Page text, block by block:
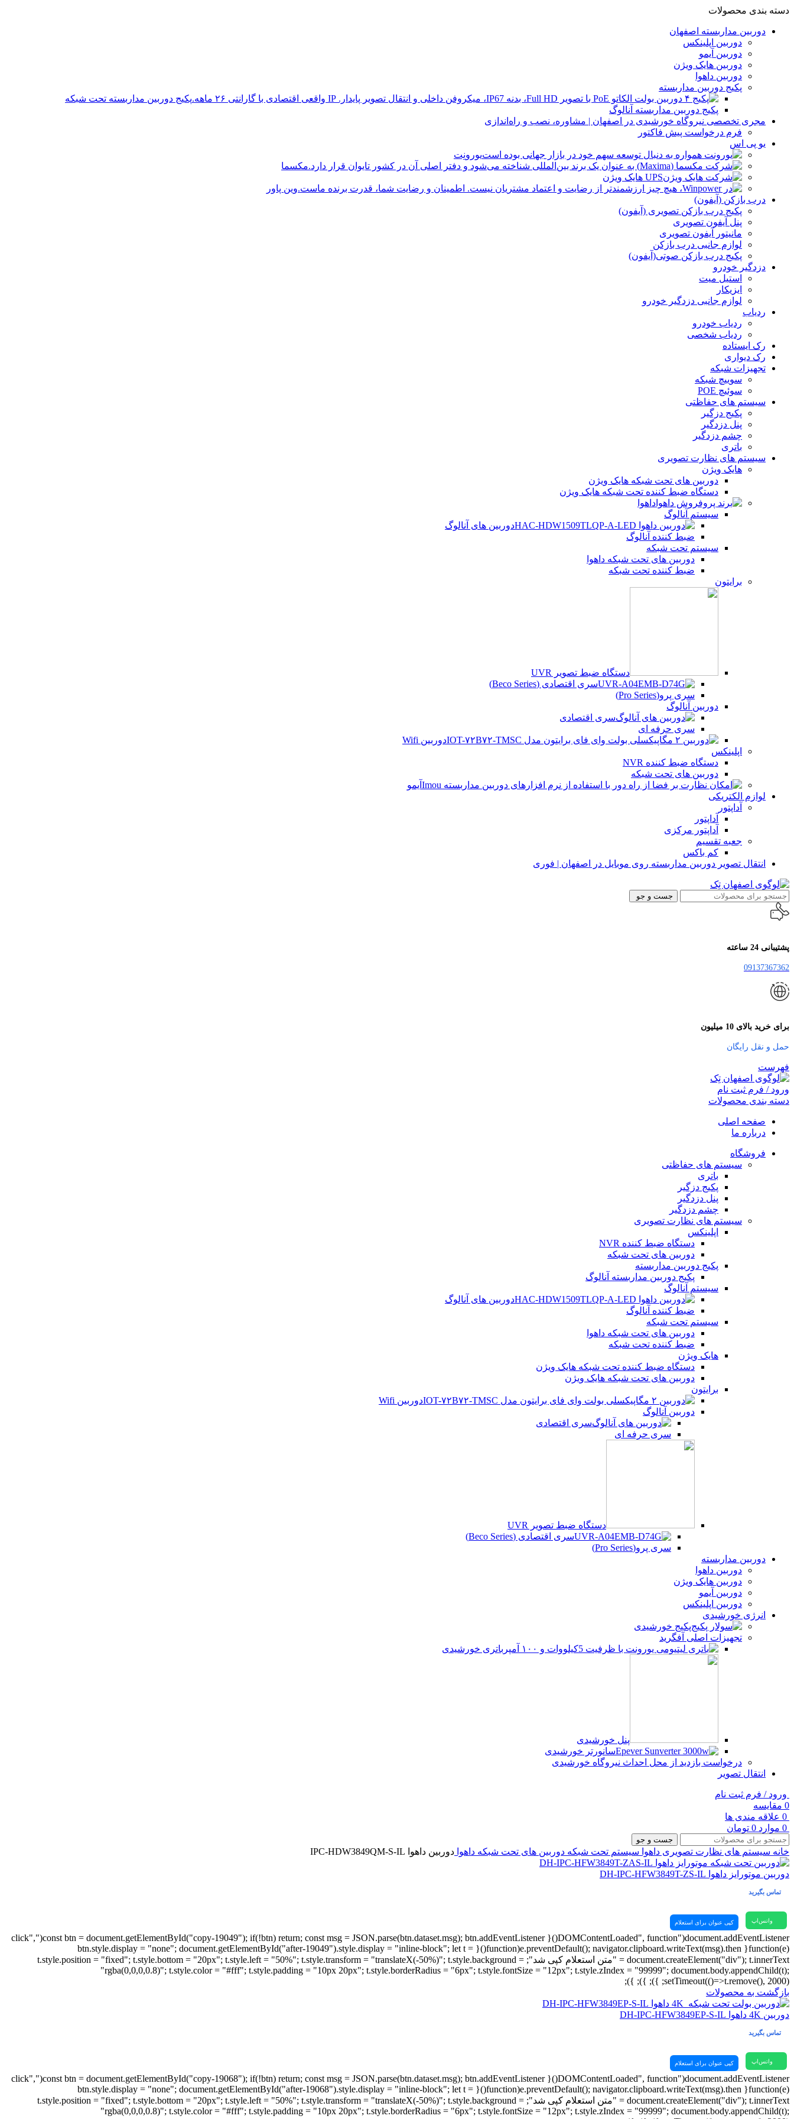
دسته بندی محصولات
دوربین مداربسته اصفهان
دوربین اپلینکس
دوربین آیمو
دوربین هایک ویژن
دوربین داهوا
پکیج دوربین مداربسته
پکیج دوربین مداربسته تحت شبکه
پکیج دوربین مداربسته آنالوگ
مجری تخصصی نیروگاه خورشیدی در اصفهان | مشاوره، نصب و راه‌اندازی
فرم درخواست پیش فاکتور
یو پی اس
یورونِت
مکسما
UPS هایک ویژن
وین پاور
درب بازکن (آیفون)
پکیج درب بازکن تصویری (آیفون)
پنل آیفون تصویری
مانیتور آیفون تصویری
لوازم جانبی درب بازکن
پکیج درب بازکن صوتی(آیفون)
دزدگیر خودرو
استیل میت
ایزیکار
لوازم جانبی دزدگیر خودرو
ردیاب
ردیاب خودرو
ردیاب شخصی
رک ایستاده
رک دیواری
تجهیزات شبکه
سوییچ شبکه
سوئیچ POE
سیستم های حفاظتی
پکیج دزگیر
پنل دزدگیر
چشم دزدگیر
باتری
سیستم های نظارت تصویری
هایک ویژن
دوربین های تحت شبکه هایک ویژن
دستگاه ضبط کننده تحت شبکه هایک ویژن
داهوا
سیستم آنالوگ
دوربین های آنالوگ
ضبط کننده آنالوگ
سیستم تحت شبکه
دوربین های تحت شبکه داهوا
ضبط کننده تحت شبکه
برایتون
دستگاه ضبط تصویر UVR
سری اقتصادی (Beco Series)
سری پرو(Pro Series)
دوربین آنالوگ
سری اقتصادی
سری حرفه ای
دوربین Wifi
اپلینکس
دستگاه ضبط کننده NVR
دوربین های تحت شبکه
آیمو
لوازم الکتریکی
آداپتور
آداپتور
آداپتور مرکزی
جعبه تقسیم
کم باکس
انتقال تصویر دوربین مداربسته روی موبایل در اصفهان | فوری
جست و جو
پشتیبانی 24 ساعته
09137367362
برای خرید بالای 10 میلیون
حمل و نقل رایگان
فهرست
ورود / فرم ثبت نام
دسته بندی محصولات
صفحه اصلی
درباره ما
فروشگاه
سیستم های حفاظتی
باتری
پکیج دزگیر
پنل دزدگیر
چشم دزدگیر
سیستم های نظارت تصویری
اپلینکس
دستگاه ضبط کننده NVR
دوربین های تحت شبکه
پکیج دوربین مداربسته
پکیج دوربین مداربسته آنالوگ
سیستم آنالوگ
دوربین های آنالوگ
ضبط کننده آنالوگ
سیستم تحت شبکه
دوربین های تحت شبکه داهوا
ضبط کننده تحت شبکه
هایک ویژن
دستگاه ضبط کننده تحت شبکه هایک ویژن
دوربین های تحت شبکه هایک ویژن
برایتون
دوربین Wifi
دوربین آنالوگ
سری اقتصادی
سری حرفه ای
دستگاه ضبط تصویر UVR
سری اقتصادی (Beco Series)
سری پرو(Pro Series)
دوربین مداربسته
دوربین داهوا
دوربین هایک ویژن
دوربین آیمو
دوربین اپلینکس
انرژی خورشیدی
پکیج خورشیدی
تجهیزات اصلی آفگرید
باتری خورشیدی
پنل خورشیدی
سانورتر خورشیدی
درخواست بازدید از محل احداث نیروگاه خورشیدی
انتقال تصویر
ورود / فرم ثبت نام
0 مقایسه
0 علاقه مندی ها
0 موارد 0 تومان
جست و جو
خانه سیستم های نظارت تصویری داهوا سیستم تحت شبکه دوربین های تحت شبکه داهوا دوربین داهوا IPC-HDW3849QM-S-IL
دوربین موتورایز داهوا DH-IPC-HFW3849T-ZS-IL
تماس بگیرید
واتس‌اپ کپی عنوان برای استعلام
document.addEventListener("DOMContentLoaded", function(){ const btn = document.getElementById("copy-19049"); if(!btn) return; const msg = JSON.parse(btn.dataset.msg); btn.addEventListener("click",
function(e){ e.preventDefault(); navigator.clipboard.writeText(msg).then(function(){ btn.style.display = "none"; document.getElementById("after-19049").style.display = "inline-block"; let t =
document.createElement("div"); t.innerText = "متن استعلام کپی شد"; t.style.position = "fixed"; t.style.bottom = "20px"; t.style.left = "50%"; t.style.transform = "translateX(-50%)"; t.style.background =
"rgba(0,0,0,0.8)"; t.style.color = "#fff"; t.style.padding = "10px 20px"; t.style.borderRadius = "6px"; t.style.fontSize = "12px"; t.style.zIndex = "99999"; document.body.appendChild(t);
setTimeout(()=>t.remove(), 2000); }); }); });
بازگشت به محصولات
دوربین 4K داهوا DH-IPC-HFW3849EP-S-IL
تماس بگیرید
واتس‌اپ کپی عنوان برای استعلام
document.addEventListener("DOMContentLoaded", function(){ const btn = document.getElementById("copy-19068"); if(!btn) return; const msg = JSON.parse(btn.dataset.msg); btn.addEventListener("click",
function(e){ e.preventDefault(); navigator.clipboard.writeText(msg).then(function(){ btn.style.display = "none"; document.getElementById("after-19068").style.display = "inline-block"; let t =
document.createElement("div"); t.innerText = "متن استعلام کپی شد"; t.style.position = "fixed"; t.style.bottom = "20px"; t.style.left = "50%"; t.style.transform = "translateX(-50%)"; t.style.background =
"rgba(0,0,0,0.8)"; t.style.color = "#fff"; t.style.padding = "10px 20px"; t.style.borderRadius = "6px"; t.style.fontSize = "12px"; t.style.zIndex = "99999"; document.body.appendChild(t);